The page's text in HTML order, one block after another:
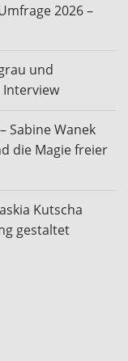
2026 –
und
Interview
Sabine Wanek
die Magie freier
Kutscha
gestaltet